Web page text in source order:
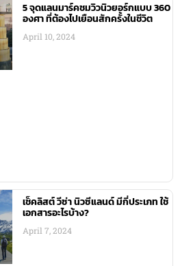
5 จุดแลนมาร์คชมวิวนิวยอร์กแบบ 360
องศา ที่ต้องไปเยือนสักครั้งในชีวิต
April 10, 2024
เช็คลิสต์ วีซ่า นิวซีแลนด์ มีกี่ประเภท ใช้
เอกสารอะไรบ้าง?
April 7, 2024